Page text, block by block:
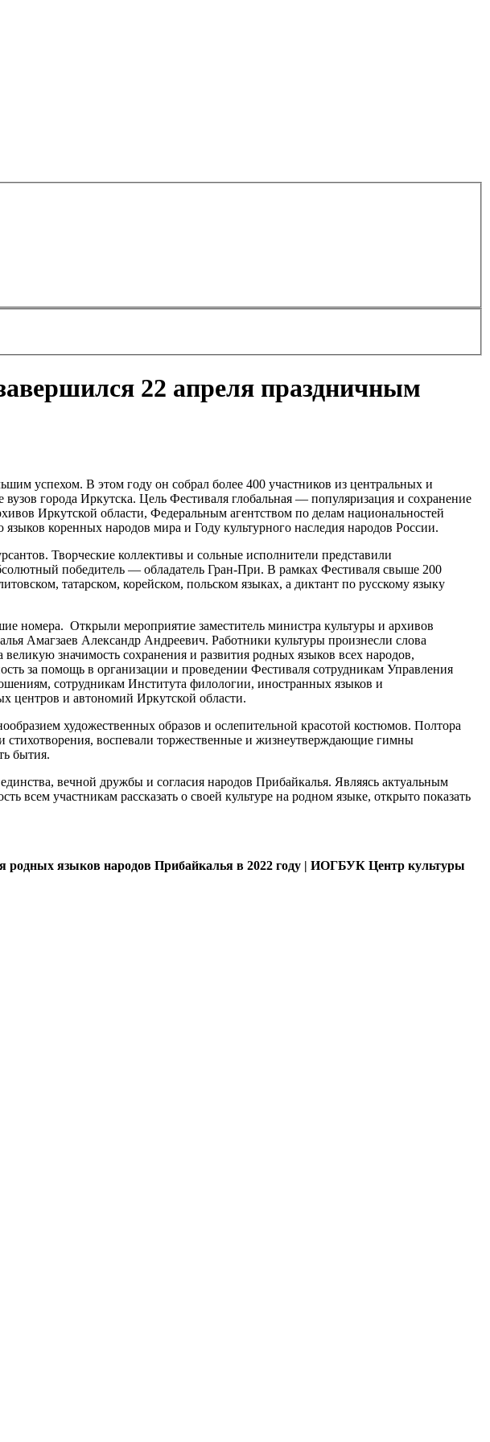
22 апреля праздничным
успехом. В этом году он собрал более 400 участников из центральных и
города Иркутска. Цель Фестиваля глобальная — популяризация и сохранение
Иркутской области, Федеральным агентством по делам национальностей
коренных народов мира и Году культурного наследия народов России.
Творческие коллективы и сольные исполнители представили
победитель — обладатель Гран-При. В рамках Фестиваля свыше 200
татарском, корейском, польском языках, а диктант по русскому языку
номера. Открыли мероприятие заместитель министра культуры и архивов
Амагзаев Александр Андреевич. Работники культуры произнесли слова
значимость сохранения и развития родных языков всех народов,
за помощь в организации и проведении Фестиваля сотрудникам Управления
сотрудникам Института филологии, иностранных языков и
центров и автономий Иркутской области.
художественных образов и ослепительной красотой костюмов. Полтора
стихотворения, воспевали торжественные и жизнеутверждающие гимны
бытия.
вечной дружбы и согласия народов Прибайкалья. Являясь актуальным
всем участникам рассказать о своей культуре на родном языке, открыто показать
родных языков народов Прибайкалья в 2022 году | ИОГБУК Центр культуры